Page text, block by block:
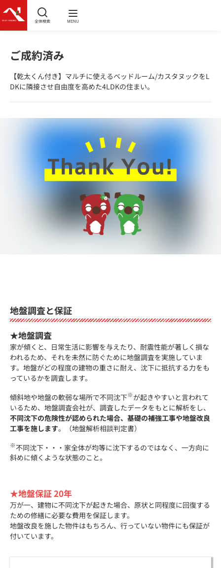
全体検索 MENU
ご成約済み
【乾太くん付き】マルチに使えるベッドルーム/カスタヌックをL
DKに隣接させ自由度を高めた4LDKの住まい。
地盤調査と保証
★地盤調査
家が傾くと、日常生活に影響を与えたり、耐震性能が著しく損な
われるため、それを未然に防ぐために地盤調査を実施していま
す。地盤がどの程度の建物の重さに耐え、沈下に抵抗する力をも
っているかを調査します。
傾斜地や地盤の軟弱な場所で不同沈下※が起きやすいと言われて
いるため、地盤調査会社が、調査したデータをもとに解析をし、
不同沈下の危険性が認められた場合、基礎の補強工事や地盤改良
工事を施します。（地盤解析相談判定書）
※不同沈下・・・家全体が均等に沈下するのではなく、一方向に
斜めに傾くような状態のこと。
★地盤保証 20年
万が一、建物に不同沈下が起きた場合、原状と同程度に回復する
ための修繕に必要な費用を保証します。
地盤改良を施した物件はもちろん、行っていない物件にも保証が
付いています。